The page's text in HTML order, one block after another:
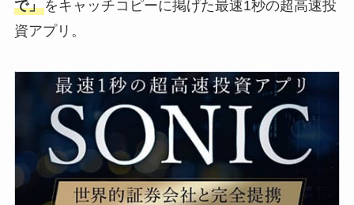
で」をキャッチコピーに掲げた最速1秒の超高速投
資アプリ。